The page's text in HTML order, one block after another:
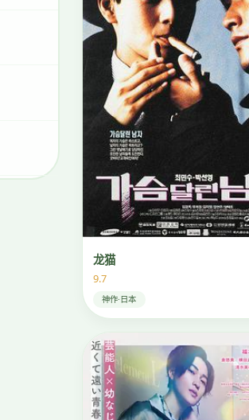
龙猫
9.7
神作·日本